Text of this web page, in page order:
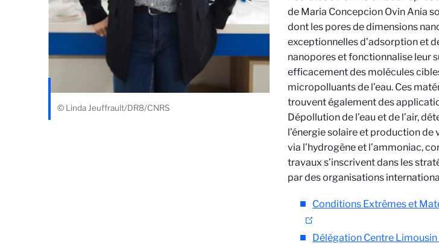
© Linda Jeuffrault/DR8/CNRS
de Maria Concepcion Ovin Ania
dont les pores de dimensions
exceptionnelles d’adsorption et
nanopores et fonctionnalise leur
efficacement des molécules
micropolluants de l’eau. Ces
trouvent également des
Dépollution de l’eau et de l’air,
l’énergie solaire et production
via l’hydrogène et l’ammoniac,
travaux s’inscrivent dans les
par des organisations
Conditions Extrêmes et
Délégation Centre